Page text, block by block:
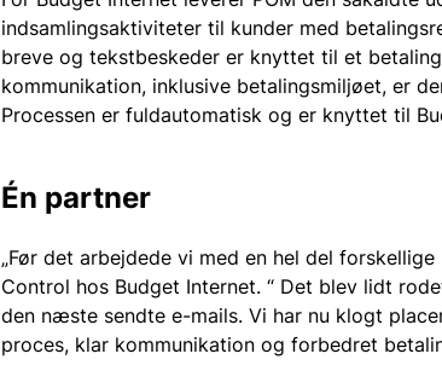
indsamlingsaktiviteter til kunder med
breve og tekstbeskeder er knyttet til et
kommunikation, inklusive betalingsmiljøet, er
Processen er fuldautomatisk og er knyttet til
Én partner
„Før det arbejdede vi med en hel del
Control hos Budget Internet. “ Det blev lidt
den næste sendte e-mails. Vi har nu klogt
proces, klar kommunikation og forbedret